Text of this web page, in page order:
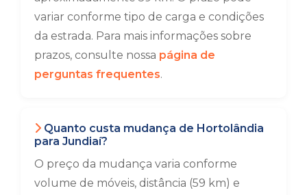
variar conforme tipo de carga e condições
da estrada. Para mais informações sobre
prazos, consulte nossa página de
perguntas frequentes.
Quanto custa mudança de Hortolândia
para Jundiaí?
O preço da mudança varia conforme
volume de móveis, distância (59 km) e